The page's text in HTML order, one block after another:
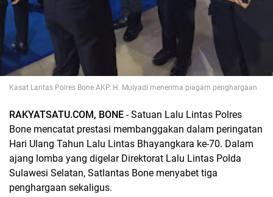
Kasat Lantas Polres Bone AKP. H. Mulyadi menerima piagam penghargaan
RAKYATSATU.COM, BONE - Satuan Lalu Lintas Polres
Bone mencatat prestasi membanggakan dalam peringatan
Hari Ulang Tahun Lalu Lintas Bhayangkara ke-70. Dalam
ajang lomba yang digelar Direktorat Lalu Lintas Polda
Sulawesi Selatan, Satlantas Bone menyabet tiga
penghargaan sekaligus.